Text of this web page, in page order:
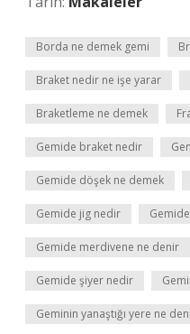
Borda ne demek gemi
Braket nedir ne işe yarar
Braketleme ne demek
Gemide braket nedir
Gemide döşek ne demek
Gemide jig nedir
Gemide merdivene ne denir
Gemide şiyer nedir
Geminin yanaştığı yere ne